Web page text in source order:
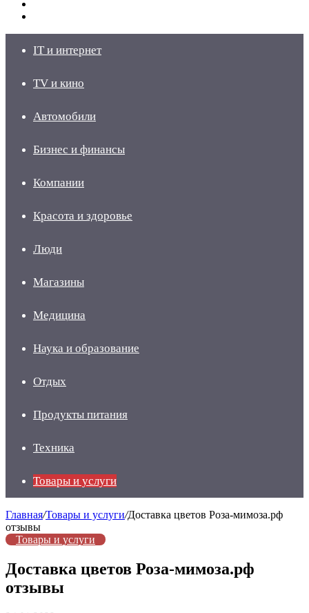
IT и интернет
TV и кино
Автомобили
Бизнес и финансы
Компании
Красота и здоровье
Люди
Магазины
Медицина
Наука и образование
Отдых
Продукты питания
Техника
Товары и услуги
Главная/Товары и услуги/Доставка цветов Роза-мимоза.рф
отзывы
Товары и услуги
Доставка цветов Роза-мимоза.рф
отзывы